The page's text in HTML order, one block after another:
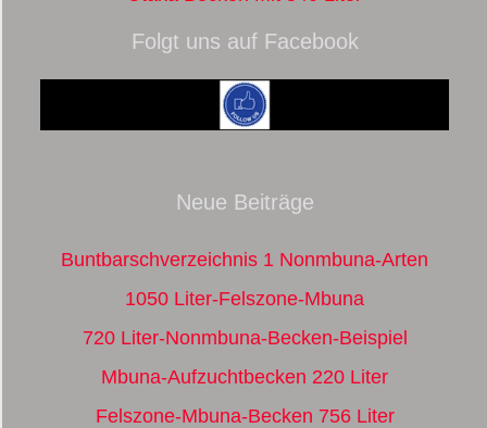
Folgt uns auf Facebook
Neue Beiträge
Buntbarschverzeichnis 1 Nonmbuna-Arten
1050 Liter-Felszone-Mbuna
720 Liter-Nonmbuna-Becken-Beispiel
Mbuna-Aufzuchtbecken 220 Liter
Felszone-Mbuna-Becken 756 Liter